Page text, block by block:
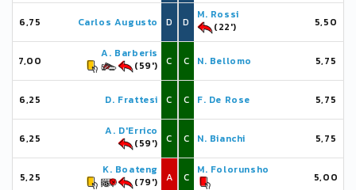
6,75 Carlos Augusto D
7,00
A. Barberis
(59')
C
6,25 D. Frattesi C
6,25
A. D'Errico
(59')
C
5,25
K. Boateng
(79')
A
D
M. Rossi
(22')
5,50
C N. Bellomo 5,75
C F. De Rose 5,75
C N. Bianchi 5,75
C
M. Folorunsho
5,00